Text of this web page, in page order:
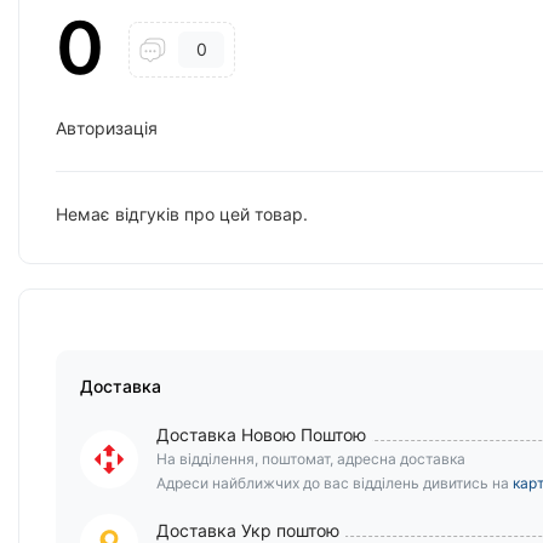
0 0
Авторизація
Немає відгуків про цей товар.
Доставка
Доставка Новою Поштою
На відділення, поштомат, адресна доставка
Адреси найближчих до вас відділень дивитись на
Доставка Укр поштою